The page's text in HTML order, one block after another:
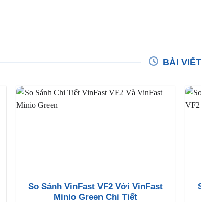
BÀI
So Sánh VinFast VF2 Với VinFast
Minio Green Chi Tiết